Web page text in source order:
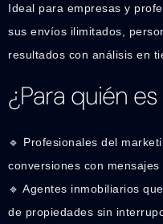
Ideal para empresas y
sus envíos ilimitados,
resultados con análisis en
¿Para quién
🔹 Profesionales del
conversiones con mensajes
🔹 Agentes inmobiliarios
de propiedades sin